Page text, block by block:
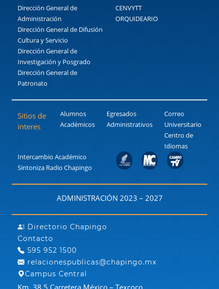
Dirección General de
Administración
Dirección General de Difusión
Cultura y Servicio
Dirección General de
Investigación y Posgrado
Dirección General de
Patronato
CENVYTT
ORQUIDEARIO
Sitios de
interes
Alumnos
Académicos
Egresados
Administrativos
Correo
Universitario
Centro de
Idiomas
Intercambio Académico
Sintoniza Radio Chapingo
ADMINISTRACIÓN 2023 – 2027
Directorio Chapingo
Contacto
595 952 1500
relacionespublicas@chapingo.mx
Campus Central